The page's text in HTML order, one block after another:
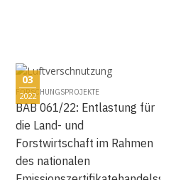
03
2022
FORSCHUNGSPROJEKTE
BAB 061/22: Entlastung für
die Land- und
Forstwirtschaft im Rahmen
des nationalen